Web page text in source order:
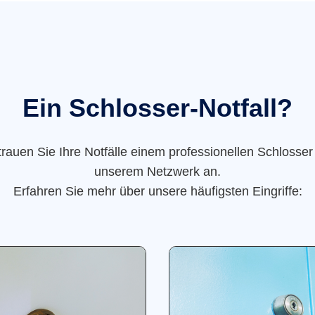
Ein Schlosser-Notfall?
Sie Ihre Notfälle einem professionellen
unserem Netzwerk an.
Erfahren Sie mehr über unsere häufigsten Eingriffe: